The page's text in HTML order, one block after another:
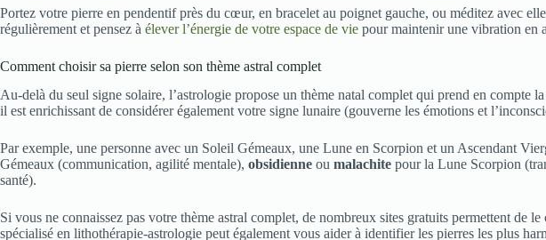
Portez votre pierre en pendentif près du cœur, en bracelet au poignet gauche, ou méditez avec
régulièrement et pensez à élever l’énergie de votre espace de vie pour maintenir une vibration en
Comment choisir sa pierre selon son thème astral complet
Au-delà du seul signe solaire, l’astrologie propose un thème natal complet qui prend en compte
il est enrichissant de considérer également votre signe lunaire (gouverne les émotions et
Par exemple, une personne avec un Soleil Gémeaux, une Lune en Scorpion et un Ascendant
Gémeaux (communication, agilité mentale), obsidienne ou malachite pour la Lune Scorpion
santé).
Si vous ne connaissez pas votre thème astral complet, de nombreux sites gratuits permettent de
spécialisé en lithothérapie-astrologie peut également vous aider à identifier les pierres les plus